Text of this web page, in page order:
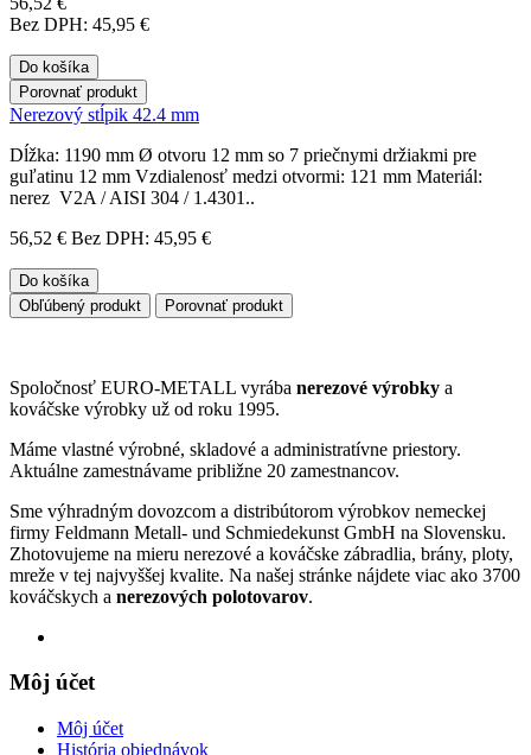
Bez DPH: 45,95 €
Do košíka
Porovnať produkt
Nerezový stĺpik 42.4 mm
Dĺžka: 1190 mm Ø otvoru 12 mm so 7 priečnymi držiakmi pre
guľatinu 12 mm Vzdialenosť medzi otvormi: 121 mm Materiál:
nerez V2A / AISI 304 / 1.4301..
56,52 € Bez DPH: 45,95 €
Do košíka
Obľúbený produkt
Porovnať produkt
Spoločnosť EURO-METALL vyrába nerezové výrobky a
kováčske výrobky už od roku 1995.
Máme vlastné výrobné, skladové a administratívne priestory.
Aktuálne zamestnávame približne 20 zamestnancov.
Sme výhradným dovozcom a distribútorom výrobkov nemeckej
firmy Feldmann Metall- und Schmiedekunst GmbH na Slovensku.
Zhotovujeme na mieru nerezové a kováčske zábradlia, brány, ploty,
mreže v tej najvyššej kvalite. Na našej stránke nájdete viac ako 3700
kováčskych a nerezových polotovarov.
Môj účet
Môj účet
História objednávok